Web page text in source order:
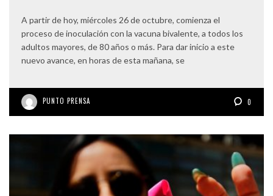
A partir de hoy, miércoles 26 de octubre, comienza el
proceso de inoculación con la vacuna bivalente, a todos los
adultos mayores, de 80 años o más. Para dar inicio a este
nuevo avance, en horas de esta mañana, se
PUNTO PRENSA 0